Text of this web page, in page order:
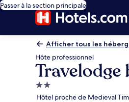
Passer à la section principale
Afficher tous les
Hôte professionnel
Hébergement
2.0 étoiles
Hôtel proche de Medieval